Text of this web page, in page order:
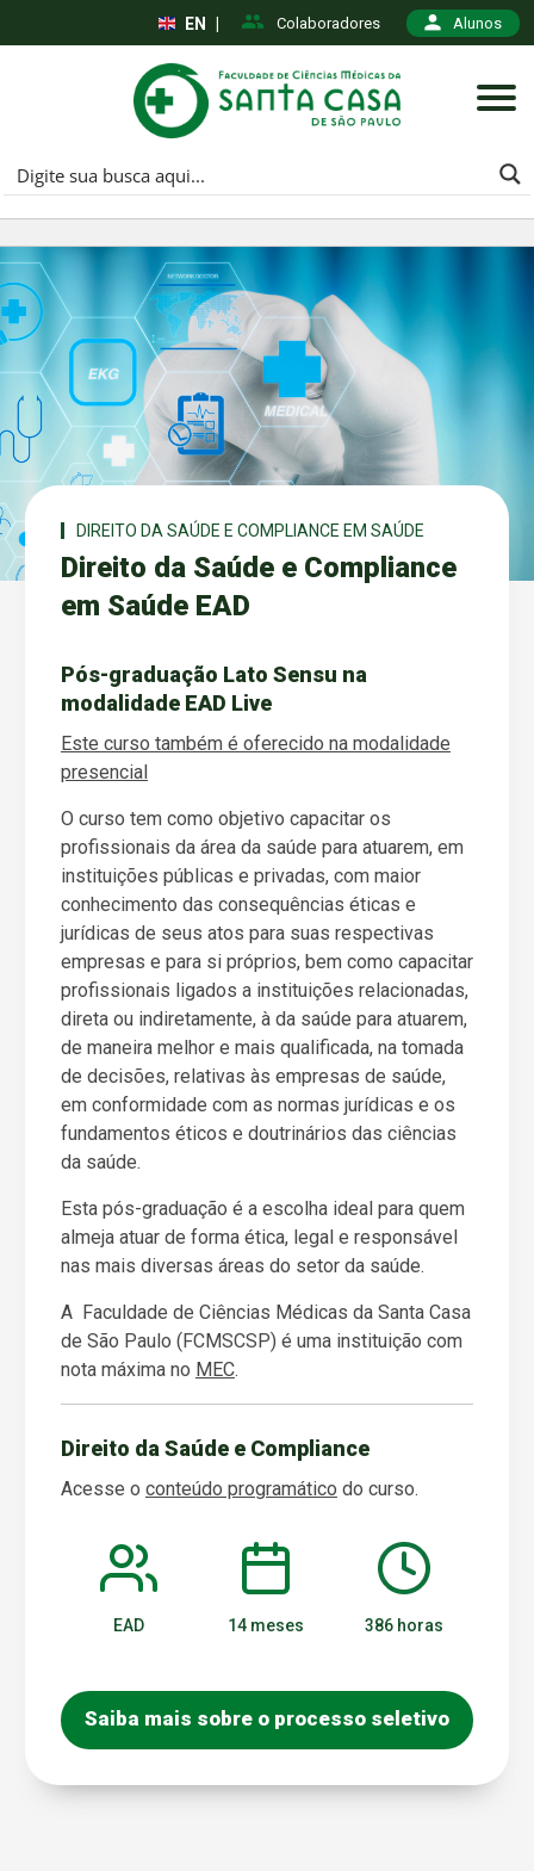
Colaboradores Alunos
EN
DIREITO DA SAÚDE E COMPLIANCE EM SAÚDE
Direito da Saúde e Compliance
em Saúde EAD
Pós-graduação Lato Sensu na
modalidade EAD Live
Este curso também é oferecido na modalidade
presencial
O curso tem como objetivo capacitar os
profissionais da área da saúde para atuarem, em
instituições públicas e privadas, com maior
conhecimento das consequências éticas e
jurídicas de seus atos para suas respectivas
empresas e para si próprios, bem como capacitar
profissionais ligados a instituições relacionadas,
direta ou indiretamente, à da saúde para atuarem,
de maneira melhor e mais qualificada, na tomada
de decisões, relativas às empresas de saúde,
em conformidade com as normas jurídicas e os
fundamentos éticos e doutrinários das ciências
da saúde.
Esta pós-graduação é a escolha ideal para quem
almeja atuar de forma ética, legal e responsável
nas mais diversas áreas do setor da saúde.
A Faculdade de Ciências Médicas da Santa Casa
de São Paulo (FCMSCSP) é uma instituição com
nota máxima no MEC.
Direito da Saúde e Compliance
Acesse o conteúdo programático do curso.
EAD 14 meses 386 horas
Saiba mais sobre o processo seletivo